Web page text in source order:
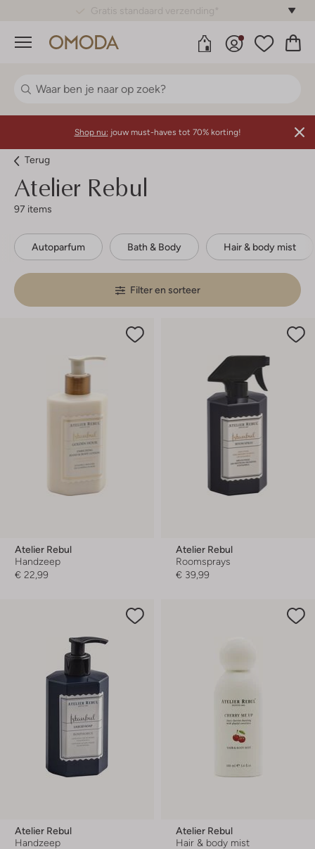
Gratis standaard verzending*
Menu
Shop nu: jouw must-haves tot 70% korting!
Terug
Atelier Rebul
97 items
Autoparfum Bath & Body Hair & body mist
Filter en sorteer
Atelier Rebul
Handzeep
€ 22,99
Atelier Rebul
Roomsprays
€ 39,99
Atelier Rebul
Handzeep
Atelier Rebul
Hair & body mist